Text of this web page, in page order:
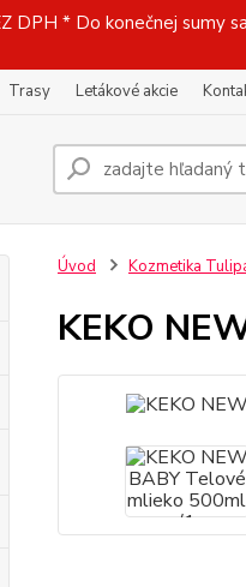
DPH * Do konečnej
Trasy Letákové akcie
Úvod Kozmetika
KEKO